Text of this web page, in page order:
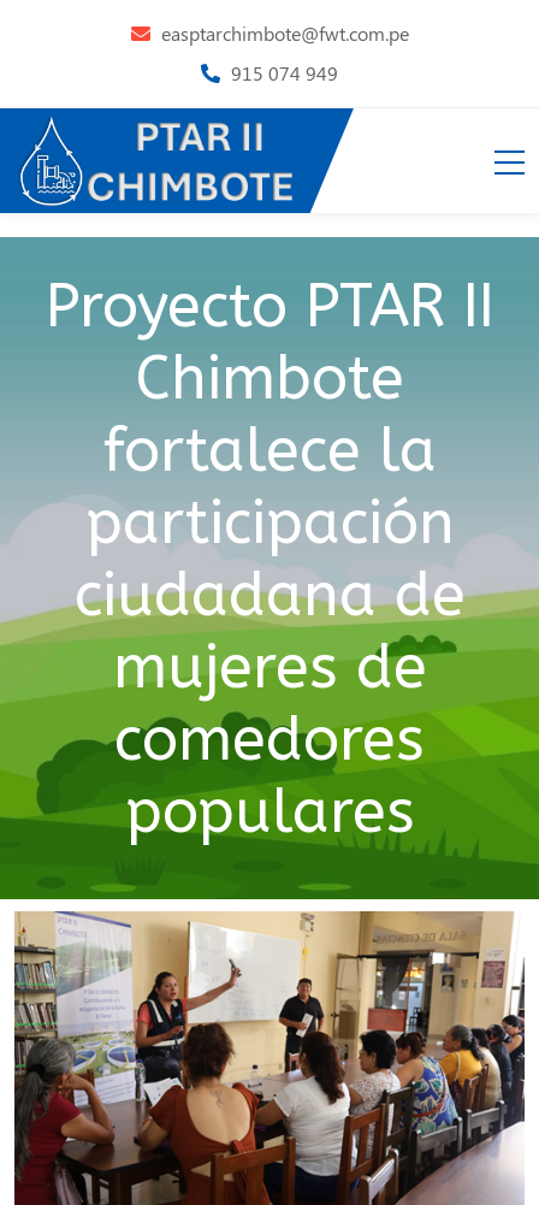
easptarchimbote@fwt.com.pe
915 074 949
Proyecto PTAR II
Chimbote
fortalece la
participación
ciudadana de
mujeres de
comedores
populares